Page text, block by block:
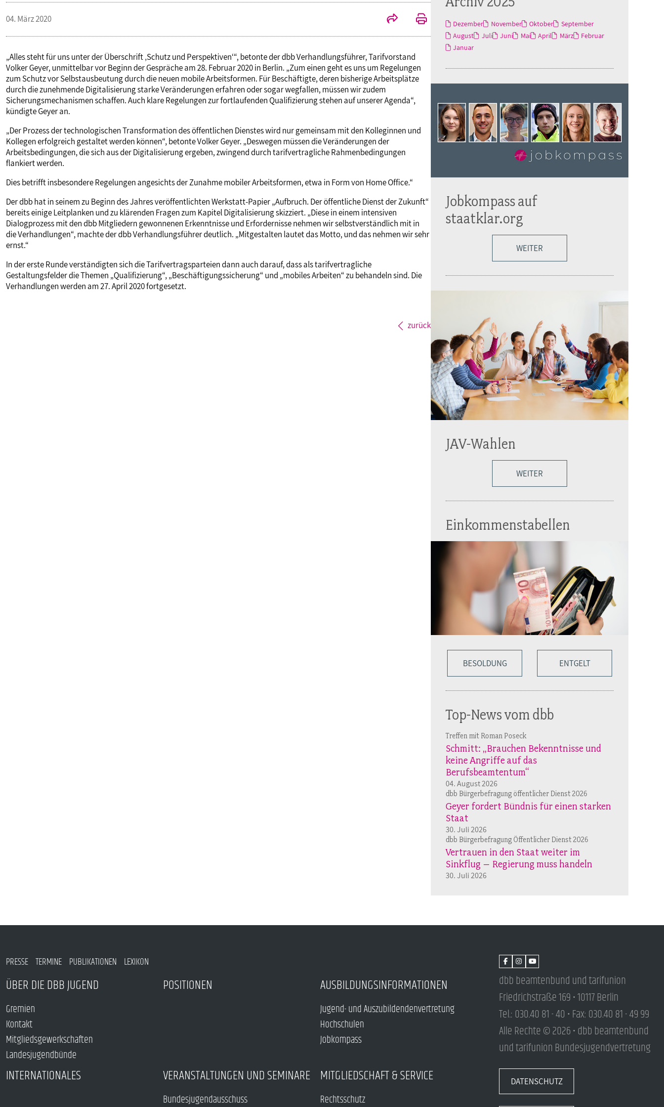
VERANSTALTUNGEN UND SEMINARE
Ideencampus
Parlamentarisches Sommerfest
MITGLIEDSCHAFT & SERVICE
Verlag
04. März 2020
„Alles steht für uns unter der Überschrift ‚Schutz und Perspektiven‘“, betonte der dbb Verhandlungsführer, Tarifvorstand
Volker Geyer, unmittelbar vor Beginn der Gespräche am 28. Februar 2020 in Berlin. „Zum einen geht es uns um Regelungen
zum Schutz vor Selbstausbeutung durch die neuen mobile Arbeitsformen. Für Beschäftigte, deren bisherige Arbeitsplätze
durch die zunehmende Digitalisierung starke Veränderungen erfahren oder sogar wegfallen, müssen wir zudem
Sicherungsmechanismen schaffen. Auch klare Regelungen zur fortlaufenden Qualifizierung stehen auf unserer Agenda“,
kündigte Geyer an.
„Der Prozess der technologischen Transformation des öffentlichen Dienstes wird nur gemeinsam mit den Kolleginnen und
Kollegen erfolgreich gestaltet werden können“, betonte Volker Geyer. „Deswegen müssen die Veränderungen der
Arbeitsbedingungen, die sich aus der Digitalisierung ergeben, zwingend durch tarifvertragliche Rahmenbedingungen
flankiert werden.
Dies betrifft insbesondere Regelungen angesichts der Zunahme mobiler Arbeitsformen, etwa in Form von Home Office.“
Der dbb hat in seinem zu Beginn des Jahres veröffentlichten Werkstatt-Papier „Aufbruch. Der öffentliche Dienst der Zukunft“
bereits einige Leitplanken und zu klärenden Fragen zum Kapitel Digitalisierung skizziert. „Diese in einem intensiven
Dialogprozess mit den dbb Mitgliedern gewonnenen Erkenntnisse und Erfordernisse nehmen wir selbstverständlich mit in
die Verhandlungen“, machte der dbb Verhandlungsführer deutlich. „Mitgestalten lautet das Motto, und das nehmen wir sehr
ernst.“
In der erste Runde verständigten sich die Tarifvertragsparteien dann auch darauf, dass als tarifvertragliche
Gestaltungsfelder die Themen „Qualifizierung“, „Beschäftigungssicherung“ und „mobiles Arbeiten“ zu behandeln sind. Die
Verhandlungen werden am 27. April 2020 fortgesetzt.
zurück
Dezember November Oktober
September
August
Juli Juni Mai April März
Februar
Januar
Jobkompass auf
staatklar.org
WEITER
JAV-Wahlen
WEITER
Einkommenstabellen
BESOLDUNG ENTGELT
Top-News vom dbb
Treffen mit Roman Poseck
Schmitt: „Brauchen Bekenntnisse und
keine Angriffe auf das
Berufsbeamtentum“
04. August 2026
dbb Bürgerbefragung öffentlicher Dienst 2026
Geyer fordert Bündnis für einen starken
Staat
30. Juli 2026
dbb Bürgerbefragung Öffentlicher Dienst 2026
Vertrauen in den Staat weiter im
Sinkflug – Regierung muss handeln
30. Juli 2026
PRESSE TERMINE PUBLIKATIONEN LEXIKON
ÜBER DIE DBB JUGEND
Gremien
Kontakt
Mitgliedsgewerkschaften
Landesjugendbünde
POSITIONEN AUSBILDUNGSINFORMATIONEN
Jugend- und Auszubildendenvertretung
Hochschulen
Jobkompass
INTERNATIONALES VERANSTALTUNGEN UND SEMINARE
Bundesjugendausschuss
MITGLIEDSCHAFT & SERVICE
Rechtsschutz
dbb beamtenbund und tarifunion
Friedrichstraße 169 • 10117 Berlin
Tel.: 030.40 81 - 40 • Fax: 030.40 81 - 49 99
Alle Rechte © 2026 • dbb beamtenbund
und tarifunion Bundesjugendvertretung
DATENSCHUTZ